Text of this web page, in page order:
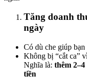
Tăng doanh
ngày
Có dù che giúp
Không bị “cắt ca”
Nghĩa là: thêm
tiền